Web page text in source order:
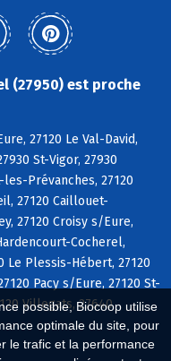
possible, Biocoop utilise
optimale du site, pour
le trafic et la performance
(27950) est proche
27120 Le Val-David,
St-Vigor, 27930
Prévanches, 27120
27120 Caillouet-
27120 Croisy s/Eure,
Cocherel,
Le Plessis-Hébert, 27120
Pacy s/Eure, 27120 St-
Villegats, 27640